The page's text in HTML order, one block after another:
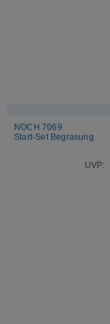
NOCH 7069
Start-Set Begrasung
UVP: